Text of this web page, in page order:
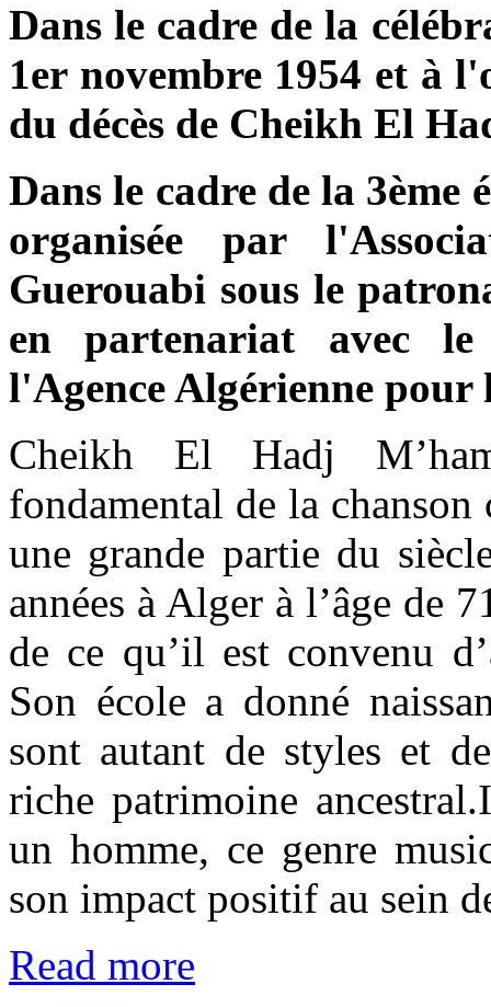
Dans le cadre de la
1er novembre 1954 et à
du décès de Cheikh El
Dans le cadre de la
organisée par
Guerouabi sous le
en partenariat avec
l'Agence Algérienne
Cheikh El Hadj
fondamental de la chanson
une grande partie du
années à Alger à l’âge de
de ce qu’il est convenu
Son école a donné
sont autant de styles et
riche patrimoine
un homme, ce genre
son impact positif au sein
Read more